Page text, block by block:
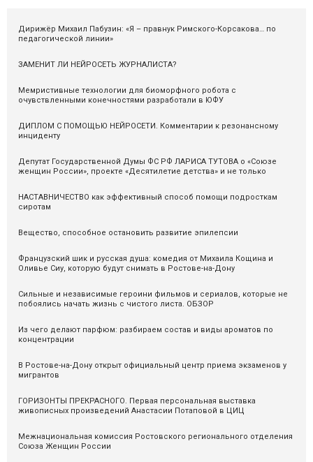
Дирижёр Михаил Пабузин: «Я – правнук Римского-Корсакова… по
педагогической линии»
ЗАМЕНИТ ЛИ НЕЙРОСЕТЬ ЖУРНАЛИСТА?
Мемристивные технологии для биоморфного робота с
очувствленными конечностями разработали в ЮФУ
ДИПЛОМ С ПОМОЩЬЮ НЕЙРОСЕТИ. Комментарии к резонансному
инциденту
Депутат Государственной Думы ФС РФ ЛАРИСА ТУТОВА о «Союзе
женщин России», проекте «Десятилетие детства» и не только
НАСТАВНИЧЕСТВО как эффективный способ помощи подросткам
сиротам
Вещество, способное остановить развитие эпилепсии
Французский шик и русская душа: комедия от Михаила Кощина и
Оливье Сиу, которую будут снимать в Ростове-на-Дону
Сильные и независимые героини фильмов и сериалов, которые не
побоялись начать жизнь с чистого листа. ОБЗОР
Из чего делают парфюм: разбираем состав и виды ароматов по
концентрации
В Ростове-на-Дону открыт официальный центр приема экзаменов у
мигрантов
ГОРИЗОНТЫ ПРЕКРАСНОГО. Первая персональная выставка
живописных произведений Анастасии Потаповой в ЦИЦ
Межнациональная комиссия Ростовского регионального отделения
Союза Женщин России